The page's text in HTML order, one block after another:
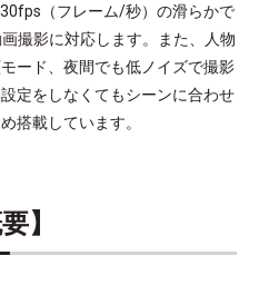
（フレーム/秒）の滑らかで
撮影に対応します。また、人物
ード、夜間でも低ノイズで撮影
定をしなくてもシーンに合わせ
搭載しています。
】